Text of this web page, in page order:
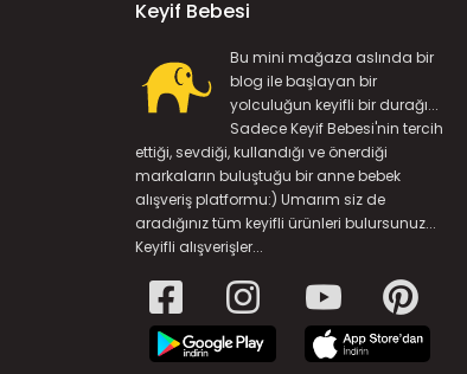
Keyif Bebesi
Bu mini mağaza aslında bir
blog ile başlayan bir
yolculuğun keyifli bir durağı...
Sadece Keyif Bebesi'nin tercih
ettiği, sevdiği, kullandığı ve önerdiği
markaların buluştuğu bir anne bebek
alışveriş platformu:) Umarım siz de
aradığınız tüm keyifli ürünleri bulursunuz...
Keyifli alışverişler...